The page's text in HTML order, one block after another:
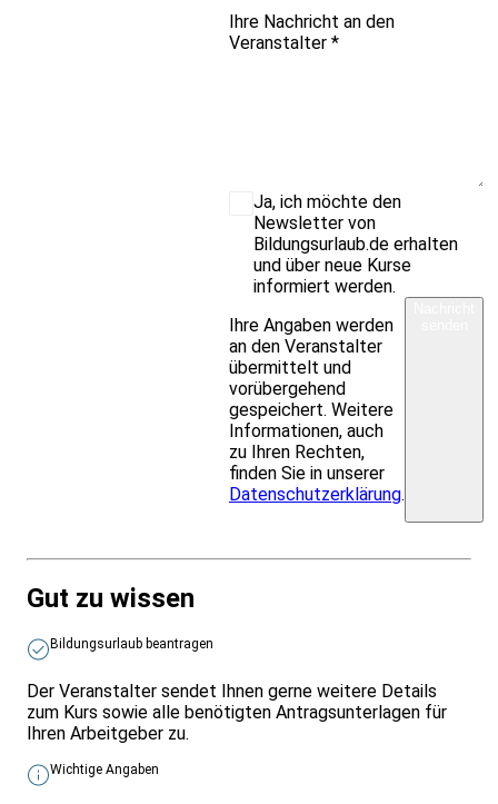
Ihre Nachricht an den
Veranstalter *
Ja, ich möchte den
Newsletter von
Bildungsurlaub.de erhalten
und über neue Kurse
informiert werden.
Ihre Angaben werden
an den Veranstalter
übermittelt und
vorübergehend
gespeichert. Weitere
Informationen, auch
zu Ihren Rechten,
finden Sie in unserer
Datenschutzerklärung.
Gut zu wissen
Bildungsurlaub beantragen
Der Veranstalter sendet Ihnen gerne weitere Details
zum Kurs sowie alle benötigten Antragsunterlagen für
Ihren Arbeitgeber zu.
Wichtige Angaben